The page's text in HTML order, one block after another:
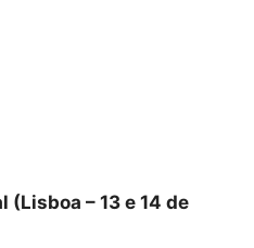
– 13 e 14 de